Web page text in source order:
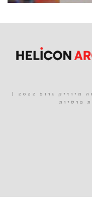
גרופ 2022 |
פרטיות